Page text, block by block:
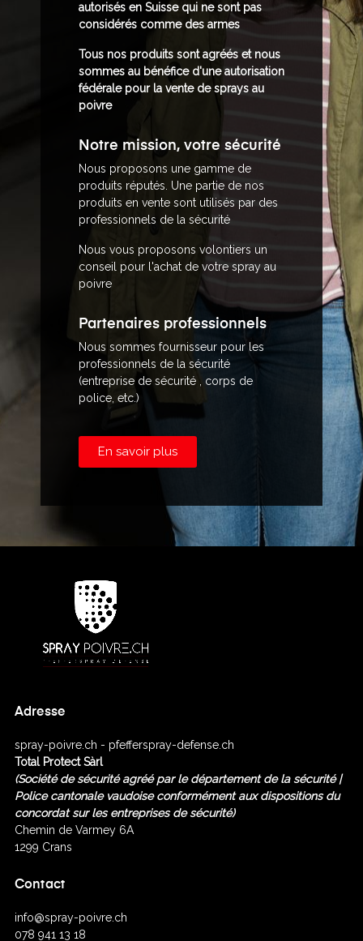
autorisés en Suisse qui ne sont pas
considérés comme des armes
Tous nos produits sont agréés et nous
sommes au bénéfice d'une autorisation
fédérale pour la vente de sprays au
poivre
Notre mission, votre sécurité
Nous proposons une gamme de
produits réputés. Une partie de nos
produits en vente sont utilisés par des
professionnels de la sécurité
Nous vous proposons volontiers un
conseil pour l'achat de votre spray au
poivre
Partenaires professionnels
Nous sommes fournisseur pour les
professionnels de la sécurité
(entreprise de sécurité , corps de
police, etc.)
En savoir plus
Adresse
spray-poivre.ch - pfefferspray-defense.ch
Total Protect Sàrl
(Société de sécurité agréépar le département de la sécurité |
Police cantonale vaudoise conformément aux dispositions du
concordat sur les entreprises de sécurité)
Chemin de Varmey 6A
1299 Crans
Contact
info@spray-poivre.ch
078 941 13 18